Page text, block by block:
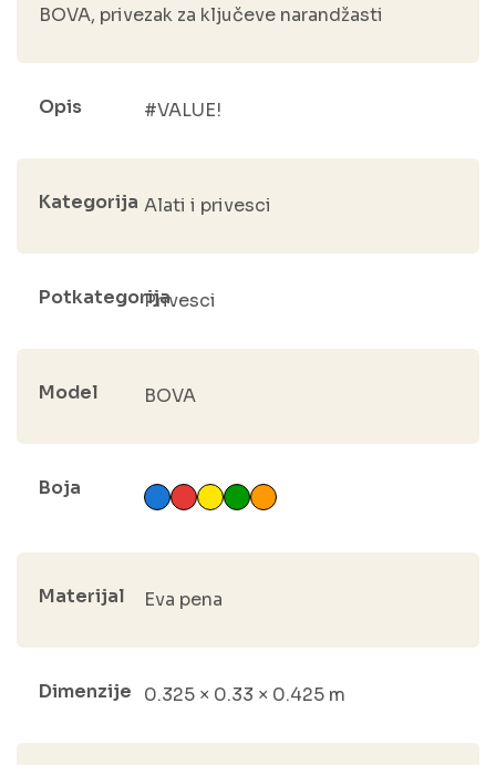
BOVA, privezak za ključeve narandžasti
Opis #VALUE!
Kategorija Alati i privesci
PotkategorijaPrivesci
Model BOVA
Boja
Materijal Eva pena
Dimenzije 0.325 × 0.33 × 0.425 m